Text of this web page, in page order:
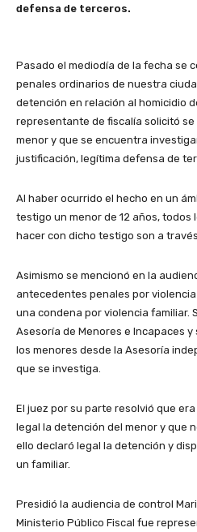
defensa de terceros.
Pasado el mediodía de la fecha se
penales ordinarios de nuestra
detención en relación al homicidio
representante de fiscalía solicitó
menor y que se encuentra
justificación, legítima defensa de
Al haber ocurrido el hecho en un
testigo un menor de 12 años, todos
hacer con dicho testigo son a
Asimismo se mencionó en la
antecedentes penales por
una condena por violencia familiar.
Asesoría de Menores e Incapaces
los menores desde la Asesoría
que se investiga.
El juez por su parte resolvió que
legal la detención del menor y que
ello declaró legal la detención y
un familiar.
Presidió la audiencia de control
Ministerio Público Fiscal fue